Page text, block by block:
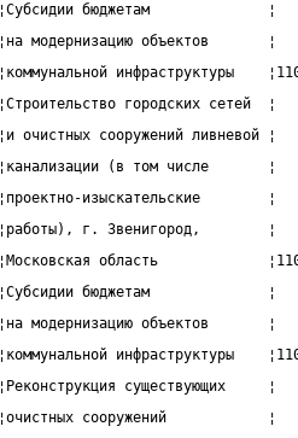
¦Субсидии бюджетам
¦на модернизацию объектов
¦коммунальной инфраструктуры
¦Строительство городских
¦и очистных сооружений
¦канализации (в том числе
¦проектно-изыскательские
¦работы), г. Звенигород,
¦Московская область
¦Субсидии бюджетам
¦на модернизацию объектов
¦коммунальной инфраструктуры
¦Реконструкция
¦очистных сооружений